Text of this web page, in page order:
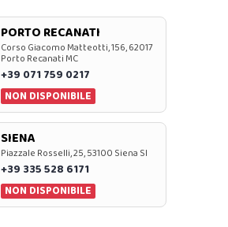
PORTO RECANATI
Corso Giacomo Matteotti, 156, 62017
Porto Recanati MC
+39 071 759 0217
NON DISPONIBILE
SIENA
Piazzale Rosselli, 25, 53100 Siena SI
+39 335 528 6171
NON DISPONIBILE